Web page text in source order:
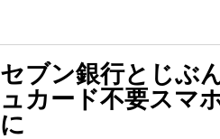
セブン銀行とじぶ
ュカード不要スマ
に